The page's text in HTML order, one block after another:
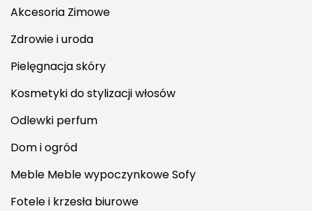
Akcesoria Zimowe
Zdrowie i uroda
Pielęgnacja skóry
Kosmetyki do stylizacji włosów
Odlewki perfum
Dom i ogród
Meble Meble wypoczynkowe Sofy
Fotele i krzesła biurowe